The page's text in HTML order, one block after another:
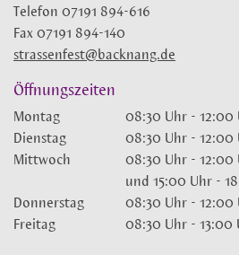
strassenfest@backnang.de
Telefon 07191 894-616
Fax 07191 894-140
Öffnungszeiten
Montag 08:30 Uhr -12:00
Dienstag
08:30 Uhr -12:00
Mittwoch
08:30 Uhr -12:00
und15:00 Uhr -
Donnerstag
08:30 Uhr -12:00
Freitag
08:30 Uhr -13:00